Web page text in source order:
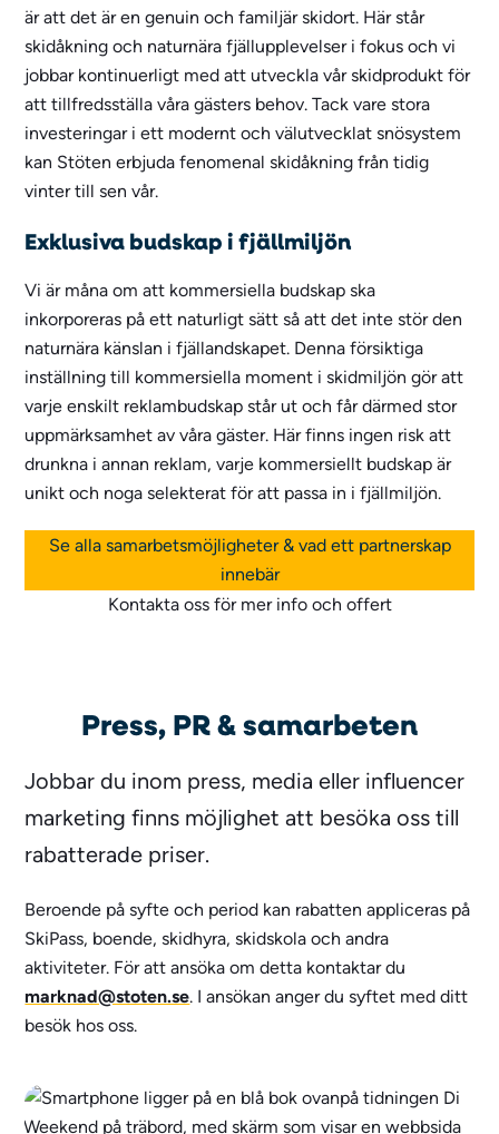
är att det är en genuin och familjär skidort. Här står
skidåkning och naturnära fjällupplevelser i fokus och vi
jobbar kontinuerligt med att utveckla vår skidprodukt för
att tillfredsställa våra gästers behov. Tack vare stora
investeringar i ett modernt och välutvecklat snösystem
kan Stöten erbjuda fenomenal skidåkning från tidig
vinter till sen vår.
Exklusiva budskap i fjällmiljön
Vi är måna om att kommersiella budskap ska
inkorporeras på ett naturligt sätt så att det inte stör den
naturnära känslan i fjällandskapet. Denna försiktiga
inställning till kommersiella moment i skidmiljön gör att
varje enskilt reklambudskap står ut och får därmed stor
uppmärksamhet av våra gäster. Här finns ingen risk att
drunkna i annan reklam, varje kommersiellt budskap är
unikt och noga selekterat för att passa in i fjällmiljön.
Se alla samarbetsmöjligheter & vad ett partnerskap
innebär
Kontakta oss för mer info och offert
Press, PR & samarbeten
Jobbar du inom press, media eller influencer
marketing finns möjlighet att besöka oss till
rabatterade priser.
Beroende på syfte och period kan rabatten appliceras på
SkiPass, boende, skidhyra, skidskola och andra
aktiviteter. För att ansöka om detta kontaktar du
marknad@stoten.se. I ansökan anger du syftet med ditt
besök hos oss.